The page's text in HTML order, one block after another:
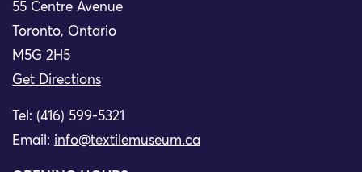
55 Centre Avenue
Toronto, Ontario
M5G 2H5
Get Directions
Tel: (416) 599-5321
Email: info@textilemuseum.ca